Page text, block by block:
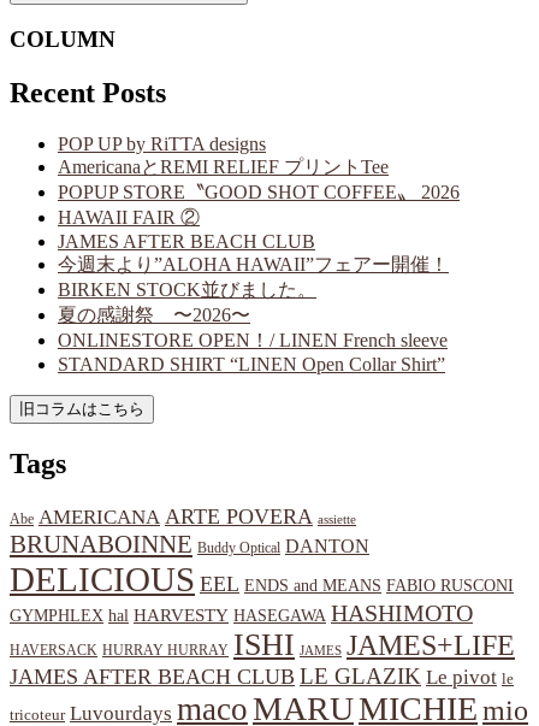
COLUMN
Recent Posts
POP UP by RiTTA designs
AmericanaとREMI RELIEF プリントTee
POPUP STORE〝GOOD SHOT COFFEE〟 2026
HAWAII FAIR ②
JAMES AFTER BEACH CLUB
今週末より”ALOHA HAWAII”フェアー開催！
BIRKEN STOCK並びました。
夏の感謝祭 〜2026〜
ONLINESTORE OPEN！/ LINEN French sleeve
STANDARD SHIRT “LINEN Open Collar Shirt”
Tags
Abe AMERICANA ARTE POVERA assiette
BRUNABOINNE Buddy Optical DANTON
DELICIOUS EEL ENDS and MEANS FABIO RUSCONI
GYMPHLEX hal HARVESTY HASEGAWA HASHIMOTO
HAVERSACK HURRAY HURRAY ISHI JAMES JAMES+LIFE
JAMES AFTER BEACH CLUB LE GLAZIK Le pivot le
tricoteur Luvourdays macoMARUMICHIEmio